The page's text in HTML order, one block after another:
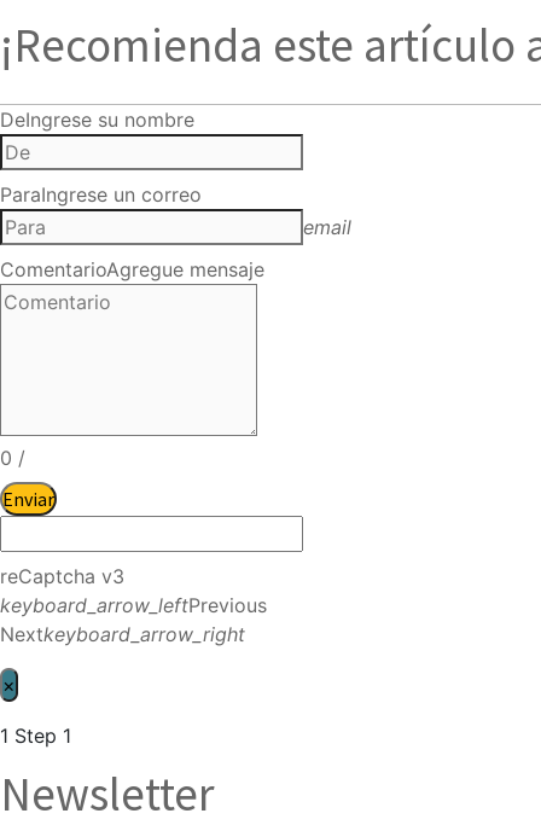
¡Recomienda este artículo
DeIngrese su nombre
ParaIngrese un correo
email
ComentarioAgregue mensaje
0 /
Enviar
reCaptcha v3
keyboard_arrow_leftPrevious
Nextkeyboard_arrow_right
×
1 Step 1
Newsletter